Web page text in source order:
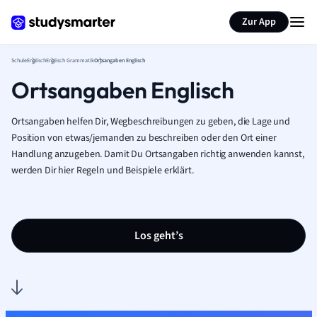
Zur App
SchuleEnglischEnglisch GrammatikOrtsangaben Englisch
Ortsangaben Englisch
Ortsangaben helfen Dir, Wegbeschreibungen zu geben, die Lage und
Position von etwas/jemanden zu beschreiben oder den Ort einer
Handlung anzugeben. Damit Du Ortsangaben richtig anwenden kannst,
werden Dir hier Regeln und Beispiele erklärt.
Los geht’s
Seite zusammenfassen